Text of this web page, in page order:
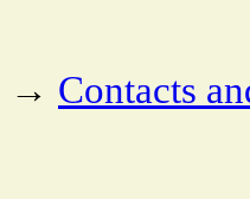
→ Contacts